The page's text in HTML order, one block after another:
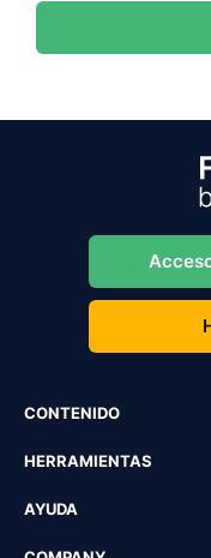
CONTENIDO
HERRAMIENTAS
AYUDA